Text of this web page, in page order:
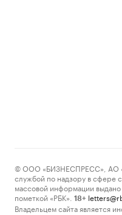
© ООО «БИЗНЕСПРЕСС», АО
службой по надзору в сфере
массовой информации
пометкой «РБК».
18+
Владельцем сайта является